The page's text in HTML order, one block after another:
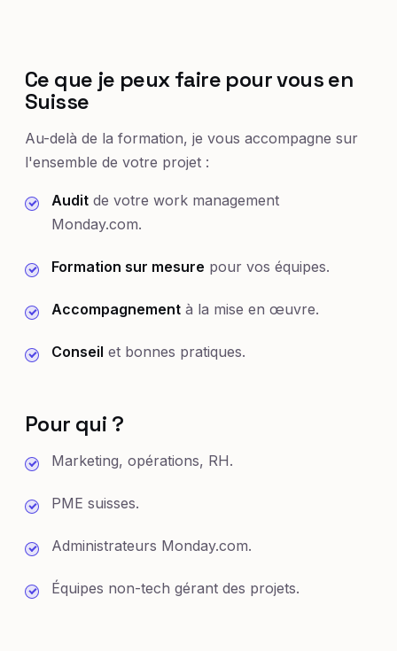
Ce que je peux faire pour vous en
Suisse
Au-delà de la formation, je vous accompagne sur
l'ensemble de votre projet :
Audit de votre work management
Monday.com.
Formation sur mesure pour vos équipes.
Accompagnement à la mise en œuvre.
Conseil et bonnes pratiques.
Pour qui ?
Marketing, opérations, RH.
PME suisses.
Administrateurs Monday.com.
Équipes non-tech gérant des projets.